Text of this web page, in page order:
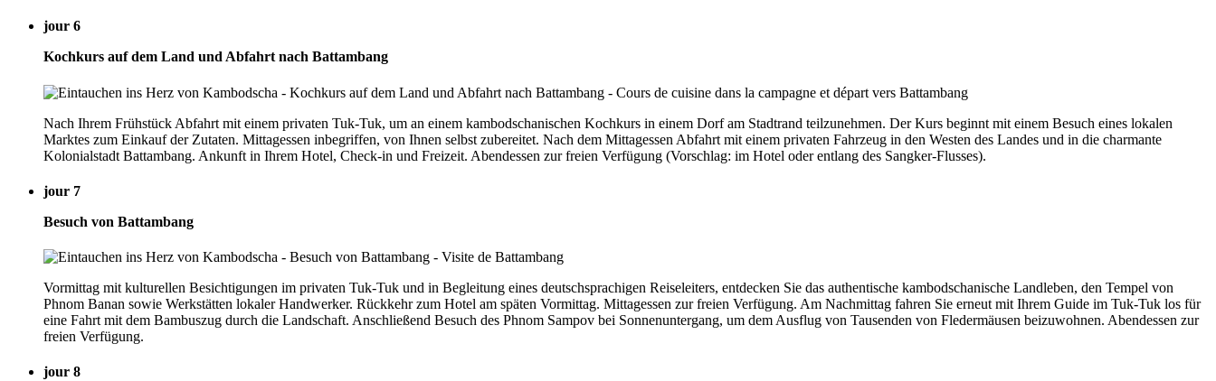
jour 6
Kochkurs auf dem Land und Abfahrt nach Battambang
Nach Ihrem Frühstück Abfahrt mit einem privaten Tuk-Tuk, um an einem kambodschanischen Kochkurs in einem Dorf am Stadtrand teilzunehmen. Der Kurs beginnt mit einem Besuch eines lokalen
Marktes zum Einkauf der Zutaten. Mittagessen inbegriffen, von Ihnen selbst zubereitet. Nach dem Mittagessen Abfahrt mit einem privaten Fahrzeug in den Westen des Landes und in die charmante
Kolonialstadt Battambang. Ankunft in Ihrem Hotel, Check-in und Freizeit. Abendessen zur freien Verfügung (Vorschlag: im Hotel oder entlang des Sangker-Flusses).
jour 7
Besuch von Battambang
Vormittag mit kulturellen Besichtigungen im privaten Tuk-Tuk und in Begleitung eines deutschsprachigen Reiseleiters, entdecken Sie das authentische kambodschanische Landleben, den Tempel von
Phnom Banan sowie Werkstätten lokaler Handwerker. Rückkehr zum Hotel am späten Vormittag. Mittagessen zur freien Verfügung. Am Nachmittag fahren Sie erneut mit Ihrem Guide im Tuk-Tuk los für
eine Fahrt mit dem Bambuszug durch die Landschaft. Anschließend Besuch des Phnom Sampov bei Sonnenuntergang, um dem Ausflug von Tausenden von Fledermäusen beizuwohnen. Abendessen zur
freien Verfügung.
jour 8